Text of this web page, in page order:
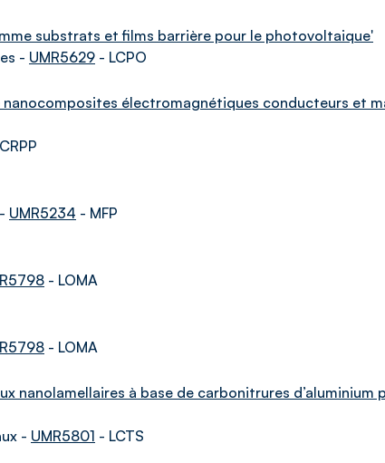
substrats et films barrière pour le photovoltaique'
- UMR5629 - LCPO
nanocomposites électromagnétiques conducteurs et
UMR5234 - MFP
- LOMA
- LOMA
nanolamellaires à base de carbonitrures d’aluminium
- UMR5801 - LCTS